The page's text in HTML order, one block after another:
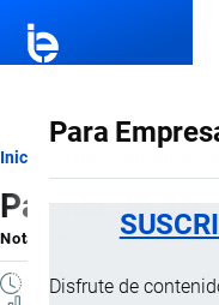
Para
Disfrute de
Ruta
de
navegación
Inicio
Partida 39.10
Nota Explicativapor
2 MINUTOS